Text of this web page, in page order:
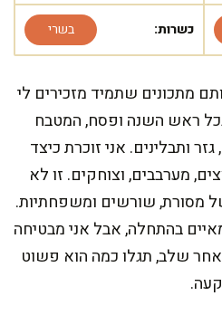
כשרות: בשרי
מתכונים שתמיד מזכירים לי
ראש השנה ופסח, המטבח
ותבלינים. אני זוכרת כיצד
מערבבים, וצוחקים. זו לא
מסורת, שורשים ומשפחתיות.
בהתחלה, אבל אני מבטיחה
שלב, תגלו כמה הוא פשוט